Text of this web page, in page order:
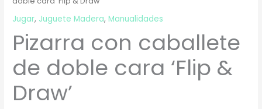
Jugar, Juguete Madera,Manualidades
Pizarra con caballete
de doble cara ‘Flip &
Draw’